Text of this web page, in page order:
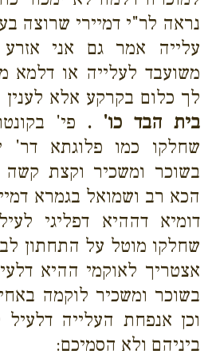
נראה לר"י דמיירי שרוצה
עלייה אמר גם אני
משועבד לעלייה או דלמא
לך כלום בקרקע אלא לענין
בית הבד כו' . פי'
שחלקו כמו פלוגתא דר'
בשוכר ומשכיר וקצת קשה
הכא רב ושמואל בגמרא
דומיא דההיא דפליגי
שחלקו מוטל על התחתון
אצטריך לאוקמי ההיא
בשוכר ומשכיר לוקמה
וכן אנפחת העלייה
ביניהם ולא הסמיכם: